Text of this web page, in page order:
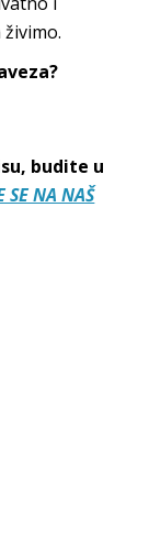
živimo.
budite u
SE NA NAŠ